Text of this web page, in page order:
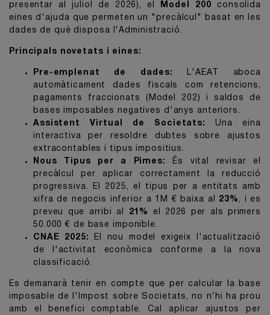
presentar al juliol de 2026), el
Model 200 consolida
eines d'ajuda que permeten un "precàlcul" basat en les
dades de què disposa l'Administració.
Principals novetats i eines:
Pre-emplenat de dades:
L'AEAT aboca
automàticament dades fiscals com retencions,
pagaments fraccionats (Model 202) i saldos de
bases imposables negatives d'anys anteriors.
Assistent Virtual de Societats:
Una eina
interactiva per resoldre dubtes sobre ajustos
extracontables i tipus impositius.
Nous Tipus per a Pimes:
És vital revisar el
precàlcul per aplicar correctament la reducció
progressiva. El 2025, el tipus per a entitats amb
xifra de negocis inferior a 1M € baixa al 23%, i es
preveu que arribi al
21%
el 2026 per als primers
50.000 € de base imponible.
CNAE 2025:
El nou model exigeix l'actualització
de l'activitat econòmica conforme a la nova
classificació.
Es demanarà tenir en compte que per calcular la base
imposable de l'Impost sobre Societats, no n'hi ha prou
amb el benefici comptable. Cal aplicar ajustos per